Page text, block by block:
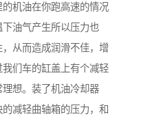
机油在你跑高速的情况
下油气产生所以压力也
从而造成润滑不佳，增
们车的缸盖上有个减轻
想。装了机油冷却器
的减轻曲轴箱的压力，和